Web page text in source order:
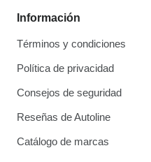
Información
Términos y condiciones
Política de privacidad
Consejos de seguridad
Reseñas de Autoline
Catálogo de marcas